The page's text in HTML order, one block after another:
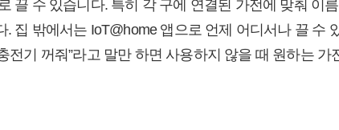
끌 수 있습니다. 특히 각 구에 연결된 가전에 맞춰 이
. 집 밖에서는 IoT@home 앱으로 언제 어디서나 끌 수
전기 꺼줘”라고 말만 하면 사용하지 않을 때 원하는